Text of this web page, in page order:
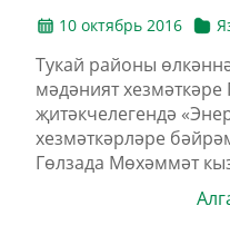
10 октябрь 2016
Тукай районы
мәдәният хезмәткәре
җитәкчелегендә
хезмәткәрләре
Гөлзада Мөхәммәт